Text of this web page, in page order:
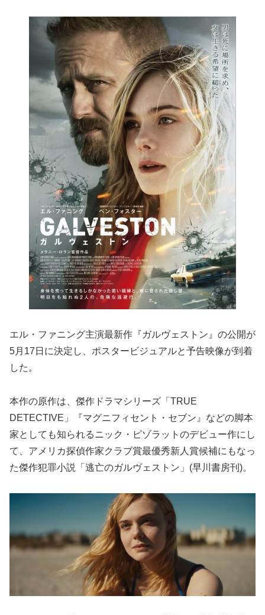
エル・ファニング主演最新作『ガルヴェストン』の公開が
5月17日に決定し、ポスタービジュアルと予告映像が到着
した。
本作の原作は、傑作ドラマシリーズ「TRUE
DETECTIVE」『マグニフィセント・セブン』などの脚本
家としても知られるニック・ピゾラットのデビュー作にし
て、アメリカ探偵作家クラブ賞最優秀新人賞候補にもなっ
た傑作犯罪小説「逃亡のガルヴェストン」(早川書房刊)。